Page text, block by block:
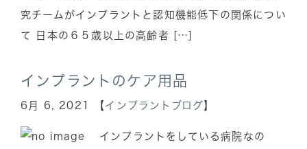
究チームがインプラントと認知機能低下の関係につい
て 日本の６５歳以上の高齢者 […]
インプラントのケア用品
6月 6, 2021 【 インプラントブログ 】
インプラントをしている病院なの